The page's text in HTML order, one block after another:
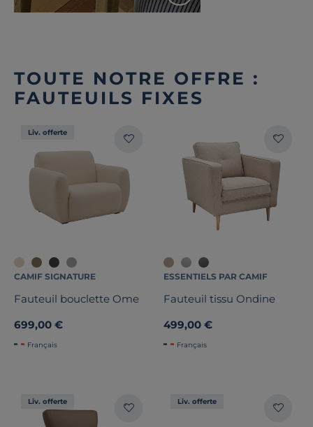
TOUTE NOTRE OFFRE :
FAUTEUILS FIXES
Liv. offerte
CAMIF SIGNATURE
Fauteuil bouclette Ome
699,00 €
Français
ESSENTIELS PAR CAMIF
Fauteuil tissu Ondine
499,00 €
Français
Liv. offerte Liv. offerte